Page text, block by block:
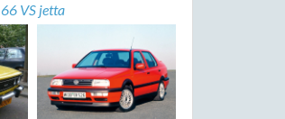
66 VS jetta